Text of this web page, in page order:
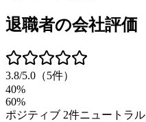
退職者の会社評価
3.8/5.0 （5件）
40%
60%
ポジティブ 2件ニュートラル